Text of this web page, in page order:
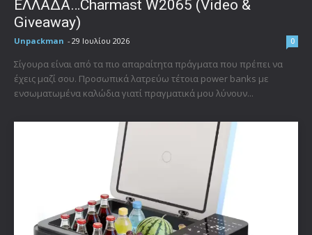
ΕΛΛΑΔΑ…Charmast W2065 (Video &
Giveaway)
Unpackman - 29 Ιουλίου 2026 0
Σίγουρα είναι από τα πιο απαραίτητα πράγματα που πρέπει να
έχεις μαζί σου. Προσωπικά λατρεύω τέτοια power banks με
ενσωματωμένα καλώδια γιατί πραγματικά μου λύνουν...